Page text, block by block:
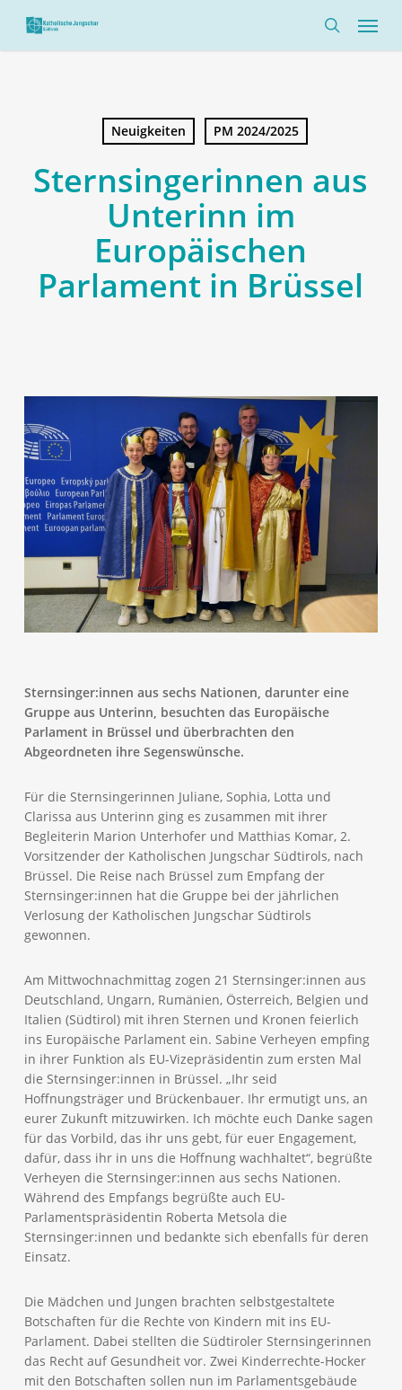
main
Menü
Neuigkeiten PM 2024/2025
Sternsingerinnen aus
Unterinn im
Europäischen
Parlament in Brüssel
Sternsinger:innen aus sechs Nationen, darunter eine
Gruppe aus Unterinn, besuchten das Europäische
Parlament in Brüssel und überbrachten den
Abgeordneten ihre Segenswünsche.
Für die Sternsingerinnen Juliane, Sophia, Lotta und
Clarissa aus Unterinn ging es zusammen mit ihrer
Begleiterin Marion Unterhofer und Matthias Komar, 2.
Vorsitzender der Katholischen Jungschar Südtirols, nach
Brüssel. Die Reise nach Brüssel zum Empfang der
Sternsinger:innen hat die Gruppe bei der jährlichen
Verlosung der Katholischen Jungschar Südtirols
gewonnen.
Am Mittwochnachmittag zogen 21 Sternsinger:innen aus
Deutschland, Ungarn, Rumänien, Österreich, Belgien und
Italien (Südtirol) mit ihren Sternen und Kronen feierlich
ins Europäische Parlament ein. Sabine Verheyen empfing
in ihrer Funktion als EU-Vizepräsidentin zum ersten Mal
die Sternsinger:innen in Brüssel. „Ihr seid
Hoffnungsträger und Brückenbauer. Ihr ermutigt uns, an
eurer Zukunft mitzuwirken. Ich möchte euch Danke sagen
für das Vorbild, das ihr uns gebt, für euer Engagement,
dafür, dass ihr in uns die Hoffnung wachhaltet“, begrüßte
Verheyen die Sternsinger:innen aus sechs Nationen.
Während des Empfangs begrüßte auch EU-
Parlamentspräsidentin Roberta Metsola die
Sternsinger:innen und bedankte sich ebenfalls für deren
Einsatz.
Die Mädchen und Jungen brachten selbstgestaltete
Botschaften für die Rechte von Kindern mit ins EU-
Parlament. Dabei stellten die Südtiroler Sternsingerinnen
das Recht auf Gesundheit vor. Zwei Kinderrechte-Hocker
mit den Botschaften sollen nun im Parlamentsgebäude